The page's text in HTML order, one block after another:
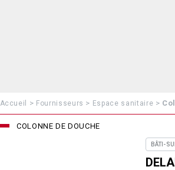
Accueil > Fournisseurs > Espace sanitaire >
COLONNE DE DOUCHE
BÂTI-